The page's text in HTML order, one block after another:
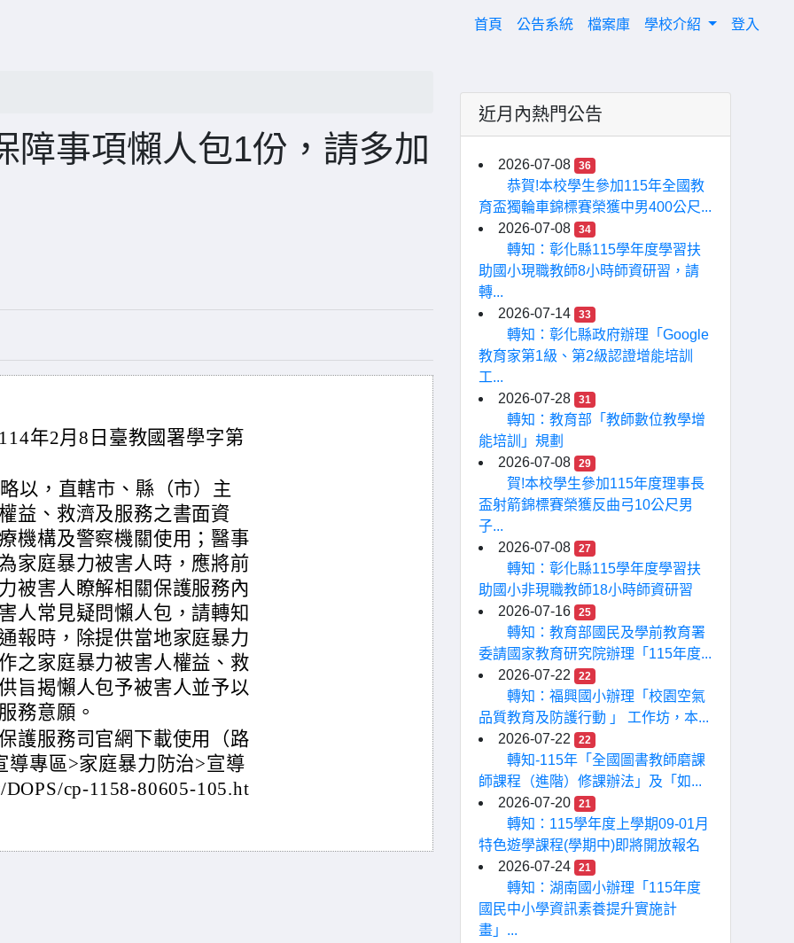
首頁 (current)
公告系統 檔案庫 學校介紹 登入
障事項懶人包1份，請多加
年2月8日臺教國署學字第
以，直轄市、縣（市）主
益、救濟及服務之書面資
機構及警察機關使用；醫事
家庭暴力被害人時，應將前
被害人瞭解相關保護服務內
人常見疑問懶人包，請轉知
報時，除提供當地家庭暴力
之家庭暴力被害人權益、救
旨揭懶人包予被害人並予以
務意願。
護服務司官網下載使用（路
導專區>家庭暴力防治>宣導
cp-1158-80605-105.ht
近月內熱門公告
2026-07-08 36
恭賀!本校學生參加115年全國教
育盃獨輪車錦標賽榮獲中男400公尺...
2026-07-08
34
轉知：彰化縣115學年度學習扶
助國小現職教師8小時師資研習，請
轉...
2026-07-14
33
轉知：彰化縣政府辦理「Google
教育家第1級、第2級認證增能培訓
工...
2026-07-28
31
轉知：教育部「教師數位教學增
能培訓」規劃
2026-07-08
29
賀!本校學生參加115年度理事長
盃射箭錦標賽榮獲反曲弓10公尺男
子...
2026-07-08
27
轉知：彰化縣115學年度學習扶
助國小非現職教師18小時師資研習
2026-07-16
25
轉知：教育部國民及學前教育署
委請國家教育研究院辦理「115年度...
2026-07-22
22
轉知：福興國小辦理「校園空氣
品質教育及防護行動 」 工作坊，本...
2026-07-22
22
轉知-115年「全國圖書教師磨課
師課程（進階）修課辦法」及「如...
2026-07-20
21
轉知：115學年度上學期09-01月
特色遊學課程(學期中)即將開放報名
2026-07-24
21
轉知：湖南國小辦理「115年度
國民中小學資訊素養提升實施計
畫」...